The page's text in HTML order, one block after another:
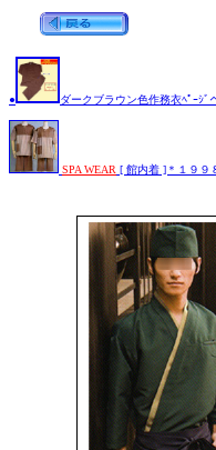
● ダークブラウン色作務衣ﾍﾟｰｼﾞ
SPA WEAR [ 館内着 ]＊１９９